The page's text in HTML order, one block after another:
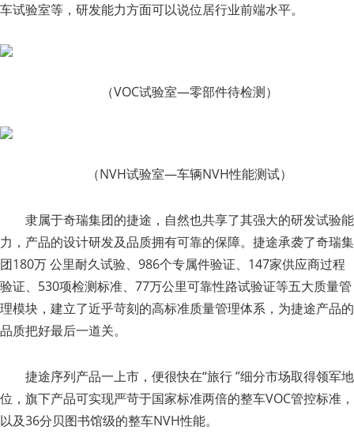
车试验室等，研发能力方面可以说位居行业前端水平。
（VOC试验室—零部件待检测）
（NVH试验室—车辆NVH性能测试）
隶属于奇瑞集团的捷途，自然也共享了其强大的研发试验能
力，产品的设计研发及品质拥有可靠的保障。捷途承袭了奇瑞集
团180万 公里耐久试验、986个专属件验证、147家供应商过程
验证、530项检测标准、77万公里可靠性路试验证等五大质量管
理模块，建立了近乎苛刻的高标准质量管理体系，为捷途产品的
品质把好最后一道关。
捷途序列产品一上市，便很快在“旅行 ”细分市场取得领军地
位，旗下产品可实现严苛于国家标准两倍的整车VOC管控标准，
以及36分贝图书馆级的整车NVH性能。